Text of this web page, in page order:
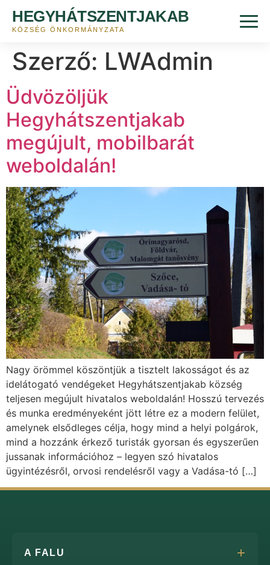
HEGYHÁTSZENTJAKAB
KÖZSÉG ÖNKORMÁNYZATA
Szerző: LWAdmin
Üdvözöljük
Hegyhátszentjakab
megújult, mobilbarát
weboldalán!
Nagy örömmel köszöntjük a tisztelt lakosságot és az
idelátogató vendégeket Hegyhátszentjakab község
teljesen megújult hivatalos weboldalán! Hosszú tervezés
és munka eredményeként jött létre ez a modern felület,
amelynek elsődleges célja, hogy mind a helyi polgárok,
mind a hozzánk érkező turisták gyorsan és egyszerűen
jussanak információhoz – legyen szó hivatalos
ügyintézésről, orvosi rendelésről vagy a Vadása-tó […]
A FALU